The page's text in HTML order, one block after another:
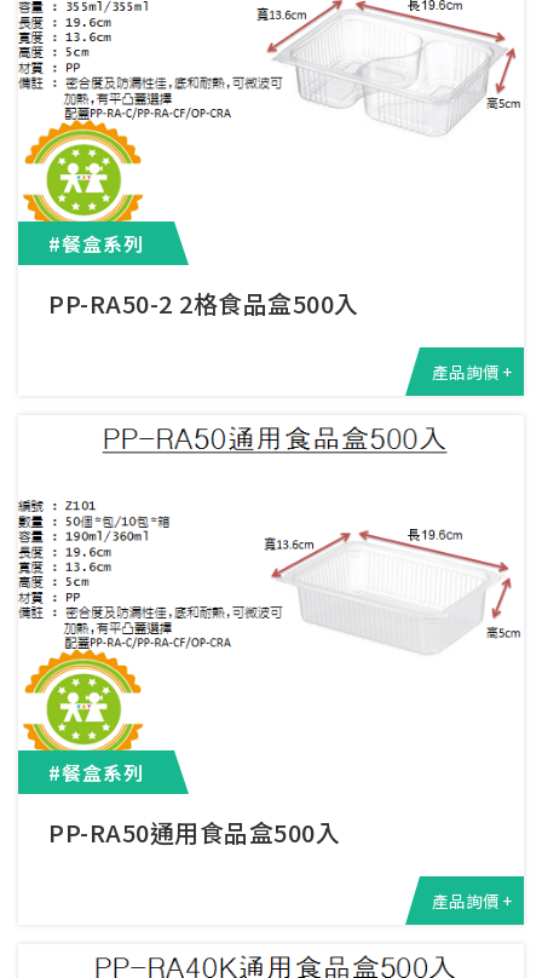
#餐盒系列
PP-RA50-2 2格食品盒500入
產品詢價 +
#餐盒系列
PP-RA50通用食品盒500入
產品詢價 +